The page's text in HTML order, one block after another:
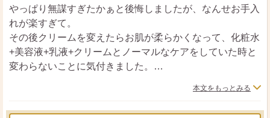
前レスの方と同じように、最初は肌がごわごわしてきてク
リームをいくつか替えてみたりしましたし、気持ち的に挫
折三秒前になりました。（これは結局は慣れの問題だった
模様）
にぽつりぽつり出来ました。（これは結構ショックでし
た）
やっぱり無謀すぎたかぁと後悔しましたが、なんせお手入
れが楽すぎて。
その後クリームを変えたらお肌が柔らかくなって、化粧水
+美容液+乳液+クリームとノーマルなケアをしていた時と
変わらないことに気付きました。
使うクリームや肌質にもよると思いますが、クリームのみ
本文をもっとみる